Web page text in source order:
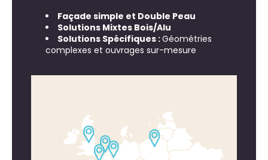
Façade simple et Double Peau
Solutions Mixtes Bois/Alu
Solutions Spécifiques :Géométries
complexes et ouvrages sur-mesure